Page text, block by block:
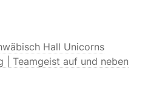
Hall Unicorns
| Teamgeist auf und neben